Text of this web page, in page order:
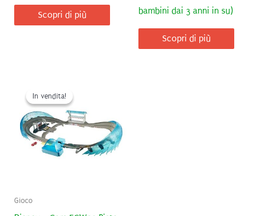
originaleattuale
Scopri di più
bambini dai 3 anni in su)
Scopri di più
In vendita!
In vendita!
Gioco